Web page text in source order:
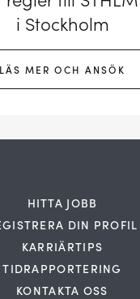
i Stockholm
LÄS MER OCH ANSÖK
HITTA JOBB
DIN PROFIL
KARRIÄRTIPS
TIDRAPPORTERING
KONTAKTA OSS